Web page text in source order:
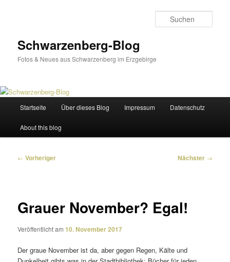
Schwarzenberg-Blog
Fotos & Neues aus Schwarzenberg im Erzgebirge
Startseite Über dieses Blog Impressum Datenschutz
About this blog
Beitragsnavigation
← Vorheriger Nächster →
Grauer November? Egal!
Veröffentlicht am10. November 2017
Der graue November ist da, aber gegen Regen, Kälte und